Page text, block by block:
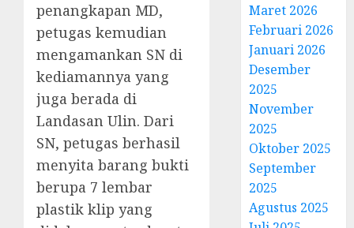
penangkapan MD,
petugas kemudian
mengamankan SN di
kediamannya yang
juga berada di
Landasan Ulin. Dari
SN, petugas berhasil
menyita barang bukti
berupa 7 lembar
plastik klip yang
Maret 2026
Februari 2026
Januari 2026
Desember
2025
November
2025
Oktober 2025
September
2025
Agustus 2025